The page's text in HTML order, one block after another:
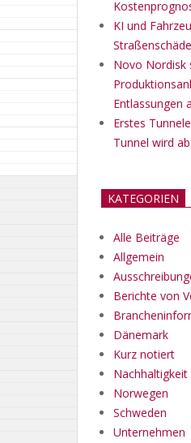
KI und
Novo Nordisk
Entlassungen
Erstes
Tunnel wird
KATEGORIEN
Alle Beiträge
Allgemein
Berichte von
Dänemark
Kurz notiert
Nachhaltigkeit
Norwegen
Schweden
Unternehmen